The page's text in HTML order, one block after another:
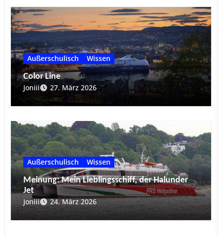
Außerschulisch
Wissen
Color Line
Joniii
27. März 2026
Außerschulisch
Wissen
Meinung: Mein Lieblingsschiff, der Halunder
Jet
Joniii
24. März 2026